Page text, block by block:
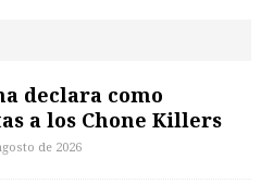
declara como
a los Chone Killers
de 2026